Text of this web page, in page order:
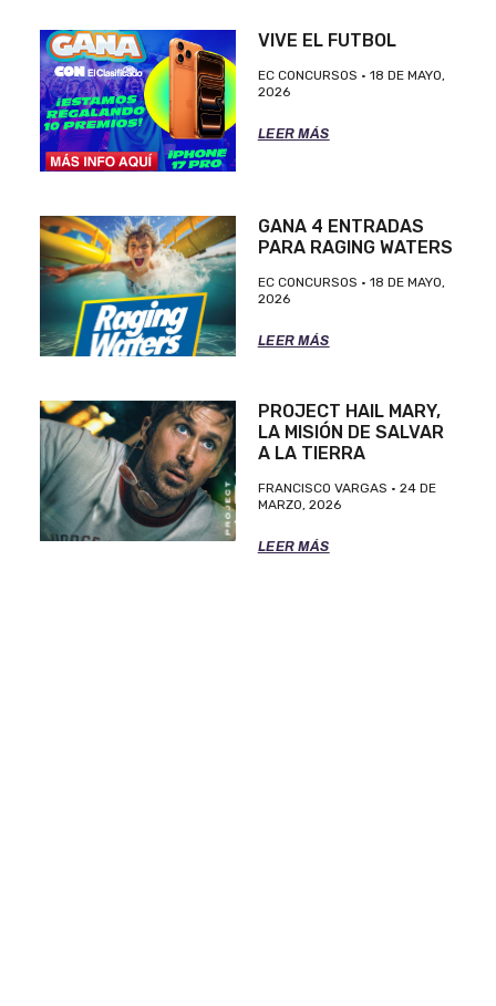
VIVE EL FUTBOL
EC CONCURSOS
18 DE MAYO,
2026
LEER MÁS
GANA 4 ENTRADAS
PARA RAGING WATERS
EC CONCURSOS
18 DE MAYO,
2026
LEER MÁS
PROJECT HAIL MARY,
LA MISIÓN DE SALVAR
A LA TIERRA
FRANCISCO VARGAS
24 DE
MARZO, 2026
LEER MÁS